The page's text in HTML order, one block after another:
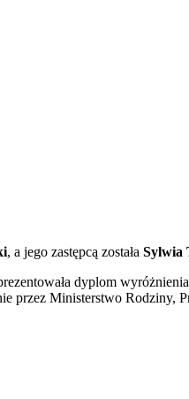
, a jego zastępcą została Sylwia
dyplom
przez Ministerstwo Rodziny,